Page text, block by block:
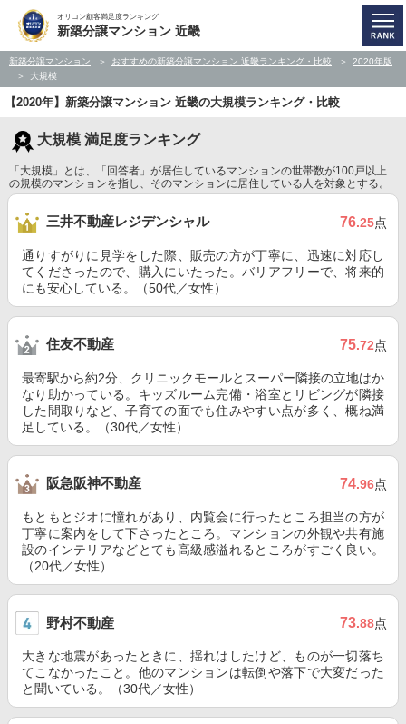
オリコン顧客満足度ランキング
新築分譲マンション 近畿
新築分譲マンション おすすめの新築分譲マンション 近畿ランキング・比較
2020年版
大規模
【2020年】新築分譲マンション 近畿の大規模ランキング・比較
大規模 満足度ランキング
「大規模」とは、「回答者」が居住しているマンションの世帯数が100戸以上
の規模のマンションを指し、そのマンションに居住している人を対象とする。
三井不動産レジデンシャル 76.25点
通りすがりに見学をした際、販売の方が丁寧に、迅速に対応し
てくださったので、購入にいたった。バリアフリーで、将来的
にも安心している。（50代／女性）
住友不動産 75.72点
最寄駅から約2分、クリニックモールとスーパー隣接の立地はか
なり助かっている。キッズルーム完備・浴室とリビングが隣接
した間取りなど、子育ての面でも住みやすい点が多く、概ね満
足している。（30代／女性）
阪急阪神不動産 74.96点
もともとジオに憧れがあり、内覧会に行ったところ担当の方が
丁寧に案内をして下さったところ。マンションの外観や共有施
設のインテリアなどとても高級感溢れるところがすごく良い。
（20代／女性）
野村不動産 73.88点
大きな地震があったときに、揺れはしたけど、ものが一切落ち
てこなかったこと。他のマンションは転倒や落下で大変だった
と聞いている。（30代／女性）